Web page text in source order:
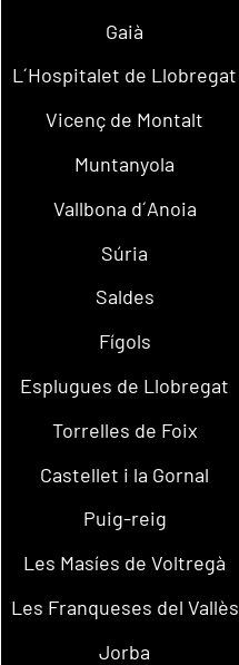
Gaià
L´Hospitalet de Llobregat
Vicenç de Montalt
Muntanyola
Vallbona d´Anoia
Súria
Saldes
Fígols
Esplugues de Llobregat
Torrelles de Foix
Castellet i la Gornal
Puig-reig
Les Masíes de Voltregà
Les Franqueses del Vallès
Jorba